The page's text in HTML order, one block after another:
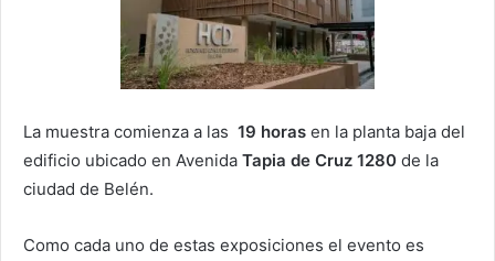
La muestra comienza a las 19 horas en la planta baja del
edificio ubicado en Avenida Tapia de Cruz 1280 de la
ciudad de Belén.
Como cada uno de estas exposiciones el evento es